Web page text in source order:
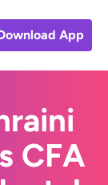
App
CFA